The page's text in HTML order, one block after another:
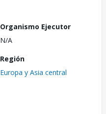
Organismo Ejecutor
N/A
Región
Europa y Asia central